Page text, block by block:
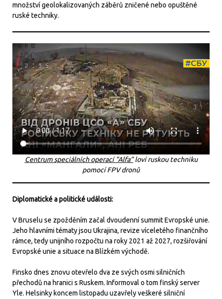
množství geolokalizovaných záběrů zničené nebo opuštěné
ruské techniky.
Centrum speciálních operací “Alfa”loví ruskou techniku
pomocí FPV dronů
Diplomatické a politické události:
V Bruselu se zpožděním začal dvoudenní summit Evropské unie.
Jeho hlavními tématy jsou Ukrajina, revize víceletého finančního
rámce, tedy unijního rozpočtu na roky 2021 až 2027, rozšiřování
Evropské unie a situace na Blízkém východě.
Finsko dnes znovu otevřelo dva ze svých osmi silničních
přechodů na hranici s Ruskem. Informoval o tom finský server
Yle. Helsinky koncem listopadu uzavřely veškeré silniční